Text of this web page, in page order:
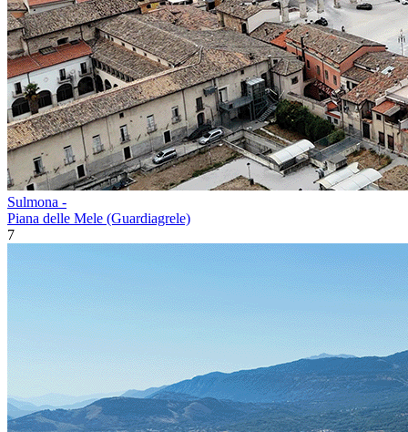
Sulmona -
Piana delle Mele (Guardiagrele)
7